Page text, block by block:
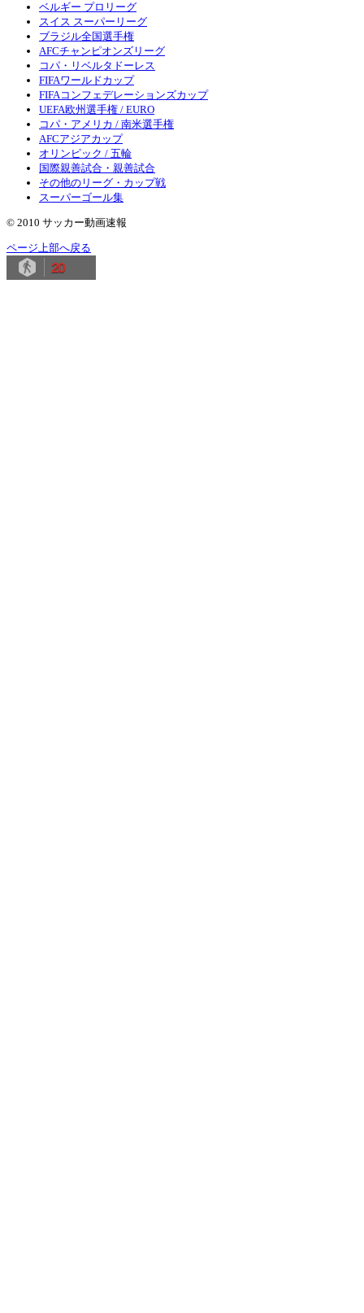
ベルギー プロリーグ
スイス スーパーリーグ
ブラジル全国選手権
AFCチャンピオンズリーグ
コパ・リベルタドーレス
FIFAワールドカップ
FIFAコンフェデレーションズカップ
UEFA欧州選手権 / EURO
コパ・アメリカ / 南米選手権
AFCアジアカップ
オリンピック / 五輪
国際親善試合・親善試合
その他のリーグ・カップ戦
スーパーゴール集
© 2010 サッカー動画速報
ページ上部へ戻る
20